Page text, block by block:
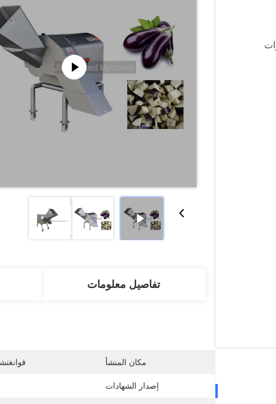
تفاصيل معلومات
مكان المنشأ
إصدار الشهادات